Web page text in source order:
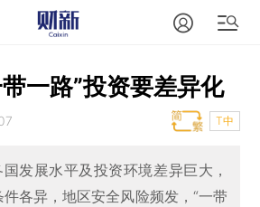
一路”投资要差异化
T中
发展水平及投资环境差异巨大，
各异，地区安全风险频发，“一带